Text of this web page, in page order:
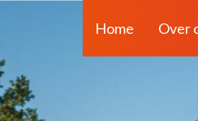
Home Over